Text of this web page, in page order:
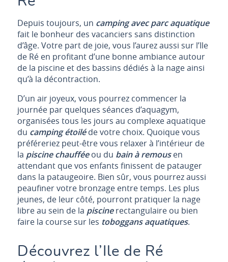
Depuis toujours, un camping avec parc aquatique
fait le bonheur des vacanciers sans distinction
d’âge. Votre part de joie, vous l’aurez aussi sur l’Ile
de Ré en profitant d’une bonne ambiance autour
de la piscine et des bassins dédiés à la nage ainsi
qu’à la décontraction.
D’un air joyeux, vous pourrez commencer la
journée par quelques séances d’aquagym,
organisées tous les jours au complexe aquatique
du camping étoiléde votre choix. Quoique vous
préféreriez peut-être vous relaxer à l’intérieur de
la piscine chaufféeou du bain à remousen
attendant que vos enfants finissent de patauger
dans la pataugeoire. Bien sûr, vous pourrez aussi
peaufiner votre bronzage entre temps. Les plus
jeunes, de leur côté, pourront pratiquer la nage
libre au sein de la piscinerectangulaire ou bien
faire la course sur les toboggans aquatiques.
Découvrez l’Ile de Ré